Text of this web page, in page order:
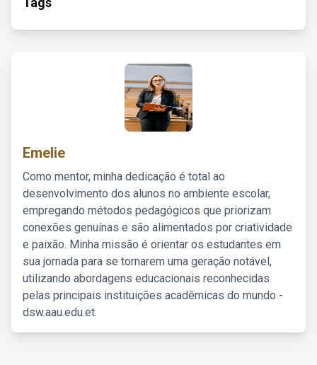
Emelie
Como mentor, minha dedicação é total ao
desenvolvimento dos alunos no ambiente escolar,
empregando métodos pedagógicos que priorizam
conexões genuínas e são alimentados por criatividade
e paixão. Minha missão é orientar os estudantes em
sua jornada para se tornarem uma geração notável,
utilizando abordagens educacionais reconhecidas
pelas principais instituições acadêmicas do mundo -
dsw.aau.edu.et.